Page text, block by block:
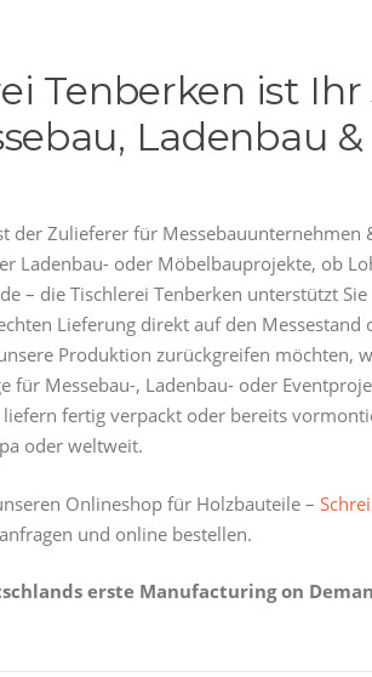
Tenberken ist
Ladenbau &
der Zulieferer für Messebauunternehmen
Ladenbau- oder Möbelbauprojekte, ob
– die Tischlerei Tenberken unterstützt
Lieferung direkt auf den Messestand
Produktion zurückgreifen möchten,
für Messebau-, Ladenbau- oder
liefern fertig verpackt oder bereits
oder weltweit.
Onlineshop für Holzbauteile –
und online bestellen.
erste Manufacturing on